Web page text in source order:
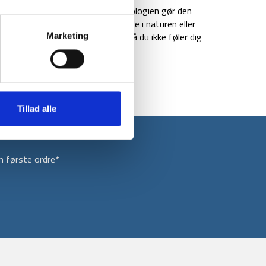
Marketing
Tillad alle
Jack Wolfskin. TEXADRI teknologien gør den
den på i lang tid, når du er ude i naturen eller
sved ud til yderlageret, så du ikke føler dig
første ordre*